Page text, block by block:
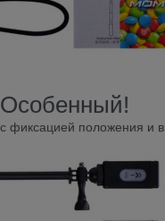
фиксацией положения и